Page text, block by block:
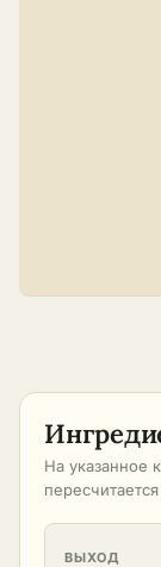
На указанное
ВЫХОД